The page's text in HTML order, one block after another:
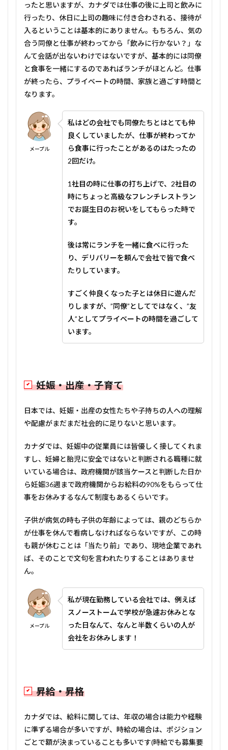
ったと思いますが、カナダでは仕事の後に上司と飲みに
行ったり、休日に上司の趣味に付き合わされる、接待が
入るということは基本的にありません。もちろん、気の
合う同僚と仕事が終わってから「飲みに行かない？」な
んて会話が出ないわけではないですが、基本的には同僚
と食事を一緒にするのであればランチがほとんど。仕事
が終ったら、プライベートの時間、家族と過ごす時間と
なります。
メープル
私はどの会社でも同僚たちとはとても仲
良くしていましたが、仕事が終わってか
ら食事に行ったことがあるのはたったの
2回だけ。
1社目の時に仕事の打ち上げで、2社目の
時にちょっと高級なフレンチレストラン
でお誕生日のお祝いをしてもらった時で
す。
後は常にランチを一緒に食べに行った
り、デリバリーを頼んで会社で皆で食べ
たりしています。
すごく仲良くなった子とは休日に遊んだ
りしますが、”同僚”としてではなく、”友
人”としてプライベートの時間を過ごして
います。
妊娠・出産・子育て
日本では、妊娠・出産の女性たちや子持ちの人への理解
や配慮がまだまだ社会的に足りないと思います。
カナダでは、妊娠中の従業員には皆優しく接してくれま
すし、妊婦と胎児に安全ではないと判断される職種に就
いている場合は、政府機関が該当ケースと判断した日か
ら妊娠36週まで政府機関からお給料の90%をもらって仕
事をお休みするなんて制度もあるくらいです。
子供が病気の時も子供の年齢によっては、親のどちらか
が仕事を休んで看病しなければならないですが、この時
も親が休むことは「当たり前」であり、現地企業であれ
ば、そのことで文句を言われたりすることはありませ
ん。
メープル
私が現在勤務している会社では、例えば
スノーストームで学校が急遽お休みとな
った日なんて、なんと半数くらいの人が
会社をお休みします！
昇給・昇格
カナダでは、給料に関しては、年収の場合は能力や経験
に準ずる場合が多いですが、時給の場合は、ポジション
ごとで額が決まっていることも多いです(時給でも募集要